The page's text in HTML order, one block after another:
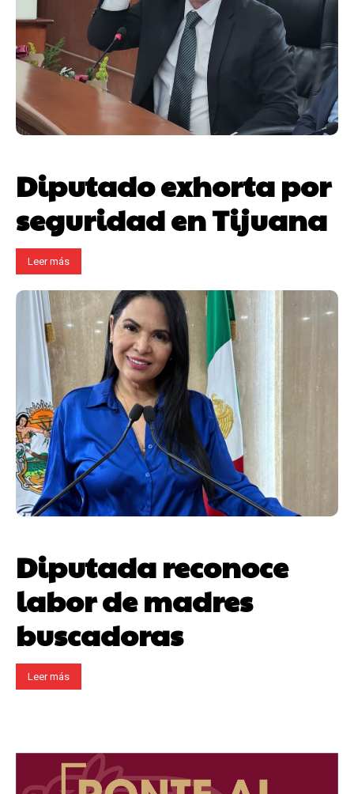
Diputado exhorta por
seguridad en Tijuana
Leer más
Diputada reconoce
labor de madres
buscadoras
Leer más